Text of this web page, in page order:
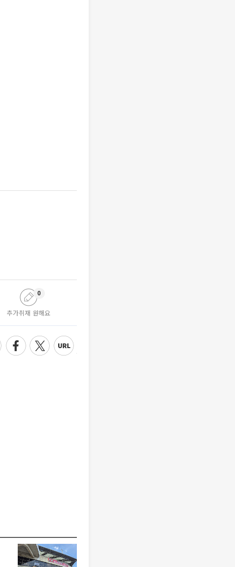
추가취재 원해요
0